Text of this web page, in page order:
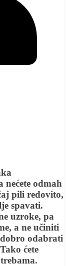
odmah
pili redovito,
spavati.
uzroke, pa
a ne učiniti
odabrati
ćete